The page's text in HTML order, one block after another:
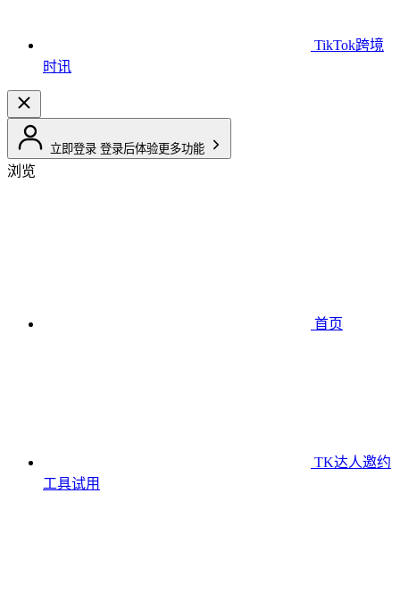
TikTok跨境
时讯
立即登录 登录后体验更多功能
浏览
首页
TK达人邀约
工具试用